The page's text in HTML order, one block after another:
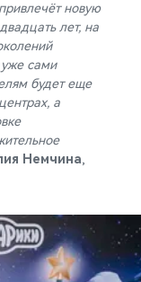
новую
лет, на
уже сами
будет еще
а
Немчина,